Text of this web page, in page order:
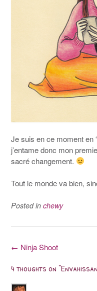
Je suis en ce moment en
j’entame donc mon
sacré changement.
Tout le monde va bien,
Posted in chewy
Post
navigation
← Ninja Shoot
4 thoughts on “